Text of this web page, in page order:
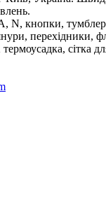
N, кнопки,
перехідники,
сітка